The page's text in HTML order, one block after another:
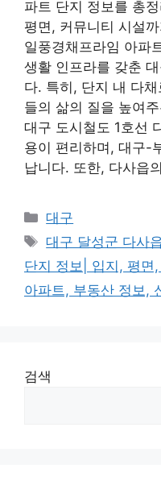
파트 단지 정보를 총
평면, 커뮤니티 시설
일풍경채프라임 아파
생활 인프라를 갖춘
다. 특히, 단지 내 다
들의 삶의 질을 높여
대구 도시철도 1호선
용이 편리하며, 대구-
납니다. 또한, 다사읍
Categories
대구
Tags
대구 달성군 다사
단지 정보| 입지, 평면
아파트, 부동산 정보,
검색